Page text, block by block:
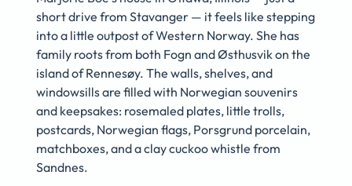
short drive from Stavanger — it feels like stepping
into a little outpost of Western Norway. She has
family roots from both Fogn and Østhusvik on the
island of Rennesøy. The walls, shelves, and
windowsills are filled with Norwegian souvenirs
and keepsakes: rosemaled plates, little trolls,
postcards, Norwegian flags, Porsgrund porcelain,
matchboxes, and a clay cuckoo whistle from
Sandnes.